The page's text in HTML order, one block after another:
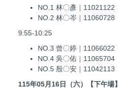
NO.1 林〇彥｜11021122
NO.2 林〇岑｜11060728
9:55-10:25
NO.3 曾〇婷｜11066022
NO.4 吳〇佑｜11065704
NO.5 殷〇安｜11042113
115年05月16日（六）【下午場】